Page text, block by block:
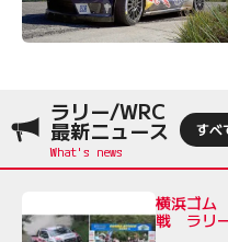
ラリー/WRC
最新ニュース すべ
横浜ゴム
戦 ラリ